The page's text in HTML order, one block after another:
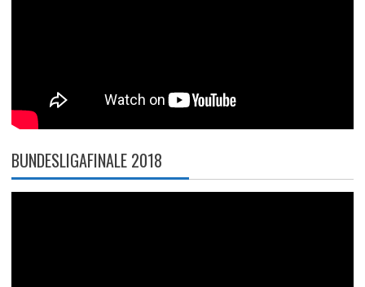
BUNDESLIGAFINALE 2018